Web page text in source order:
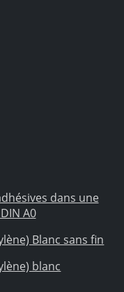
dans une
A0
Blanc sans fin
blanc